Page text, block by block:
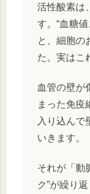
活性酸素は
す。“血糖
と、細胞の
た。実はこ
血管の壁が
まった免疫
入り込んで
いきます。
それが「動
ク”が繰り